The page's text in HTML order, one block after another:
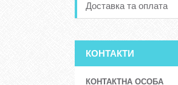
Доставка та оплата
КОНТАКТИ